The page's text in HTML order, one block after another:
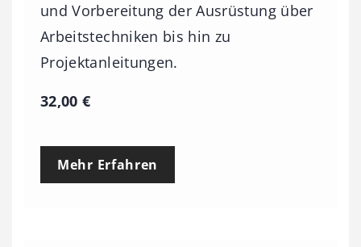
und Vorbereitung der Ausrüstung über
Arbeitstechniken bis hin zu
Projektanleitungen.
32,00€
Mehr Erfahren